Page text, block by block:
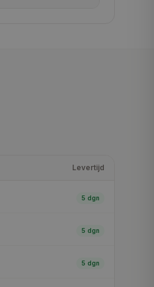
Levertijd
5 dgn
5 dgn
5 dgn